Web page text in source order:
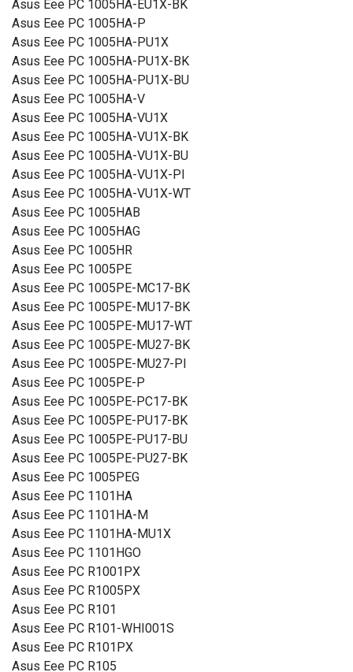
Asus Eee PC 1005HA-EU1X-BK
Asus Eee PC 1005HA-P
Asus Eee PC 1005HA-PU1X
Asus Eee PC 1005HA-PU1X-BK
Asus Eee PC 1005HA-PU1X-BU
Asus Eee PC 1005HA-V
Asus Eee PC 1005HA-VU1X
Asus Eee PC 1005HA-VU1X-BK
Asus Eee PC 1005HA-VU1X-BU
Asus Eee PC 1005HA-VU1X-PI
Asus Eee PC 1005HA-VU1X-WT
Asus Eee PC 1005HAB
Asus Eee PC 1005HAG
Asus Eee PC 1005HR
Asus Eee PC 1005PE
Asus Eee PC 1005PE-MC17-BK
Asus Eee PC 1005PE-MU17-BK
Asus Eee PC 1005PE-MU17-WT
Asus Eee PC 1005PE-MU27-BK
Asus Eee PC 1005PE-MU27-PI
Asus Eee PC 1005PE-P
Asus Eee PC 1005PE-PC17-BK
Asus Eee PC 1005PE-PU17-BK
Asus Eee PC 1005PE-PU17-BU
Asus Eee PC 1005PE-PU27-BK
Asus Eee PC 1005PEG
Asus Eee PC 1101HA
Asus Eee PC 1101HA-M
Asus Eee PC 1101HA-MU1X
Asus Eee PC 1101HGO
Asus Eee PC R1001PX
Asus Eee PC R1005PX
Asus Eee PC R101
Asus Eee PC R101-WHI001S
Asus Eee PC R101PX
Asus Eee PC R105